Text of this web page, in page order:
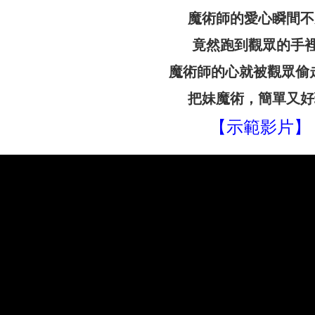
魔術師的愛心瞬間
竟然跑到觀眾的手
魔術師的心就被觀眾偷
把妹魔術，簡單又
【示範影片】